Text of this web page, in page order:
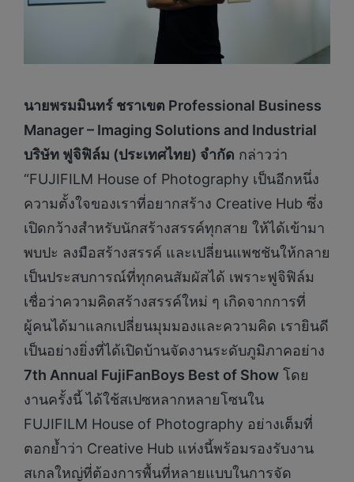
นายพรมมินทร์ ชราเขต Professional Business
Manager – Imaging Solutions and Industrial
บริษัท ฟูจิฟิล์ม (ประเทศไทย) จำกัด กล่าวว่า
“FUJIFILM House of Photography เป็นอีกหนึ่ง
ความตั้งใจของเราที่อยากสร้าง Creative Hub ซึ่ง
เปิดกว้างสำหรับนักสร้างสรรค์ทุกสาย ให้ได้เข้ามา
พบปะ ลงมือสร้างสรรค์ และเปลี่ยนแพชชันให้กลาย
เป็นประสบการณ์ที่ทุกคนสัมผัสได้ เพราะฟูจิฟิล์ม
เชื่อว่าความคิดสร้างสรรค์ใหม่ ๆ เกิดจากการที่
ผู้คนได้มาแลกเปลี่ยนมุมมองและความคิด เรายินดี
เป็นอย่างยิ่งที่ได้เปิดบ้านจัดงานระดับภูมิภาคอย่าง
7th Annual FujiFanBoys Best of Show โดย
งานครั้งนี้ ได้ใช้สเปซหลากหลายโซนใน
FUJIFILM House of Photography อย่างเต็มที่
ตอกย้ำว่า Creative Hub แห่งนี้พร้อมรองรับงาน
สเกลใหญ่ที่ต้องการพื้นที่หลายแบบในการจัด